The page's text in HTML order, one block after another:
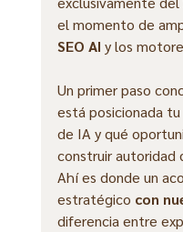
el momento de
SEO AI y los
Un primer paso
está posicionada
de IA y qué
construir autoridad
Ahí es donde un
estratégico con
diferencia entre